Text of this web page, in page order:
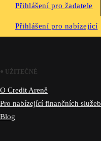
Přihlášení pro žadatele
Přihlášení pro nabízející
UŽITEČNÉ
O Credit Areně
Pro nabízející finančních služeb
Blog